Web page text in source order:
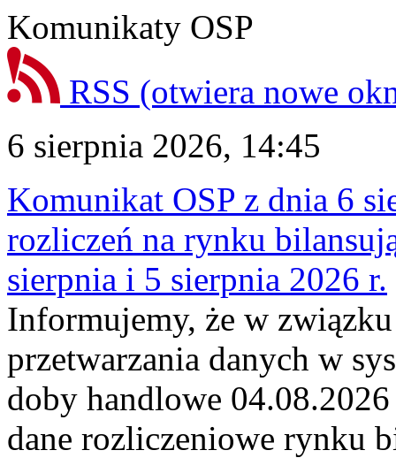
Komunikaty OSP
RSS (otwiera nowe
6 sierpnia 2026, 14:45
Komunikat OSP z dnia 6
rozliczeń na rynku
sierpnia i 5 sierpnia 2026 r.
Informujemy, że w
przetwarzania danych w
doby handlowe
dane rozliczeniowe rynku